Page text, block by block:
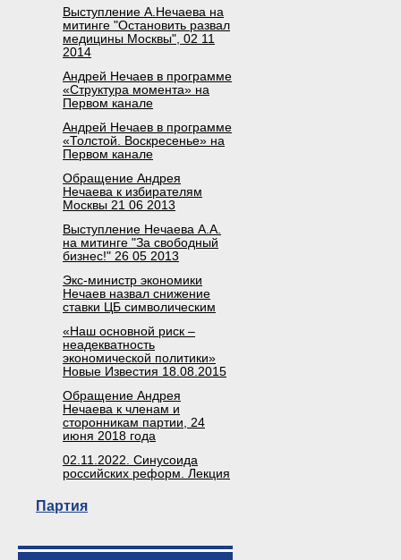
Выступление А.Нечаева на
митинге "Остановить развал
медицины Москвы", 02 11
2014
Андрей Нечаев в программе
«Структура момента» на
Первом канале
Андрей Нечаев в программе
«Толстой. Воскресенье» на
Первом канале
Обращение Андрея
Нечаева к избирателям
Москвы 21 06 2013
Выступление Нечаева А.А.
на митинге "За свободный
бизнес!" 26 05 2013
Экс-министр экономики
Нечаев назвал снижение
ставки ЦБ символическим
«Наш основной риск –
неадекватность
экономической политики»
Новые Известия 18.08.2015
Обращение Андрея
Нечаева к членам и
сторонникам партии, 24
июня 2018 года
02.11.2022. Синусоида
российских реформ. Лекция
Партия